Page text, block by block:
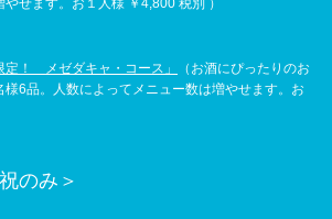
せます。お１人様 ￥4,800 税別 ）
定！ メゼダキャ・コース」
（お酒にぴったりのお
6品。人数によってメニュー数は増やせます。お
祝のみ＞